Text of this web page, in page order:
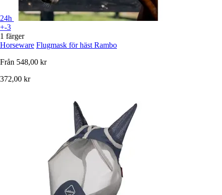
24h
+-3
1 färger
Horseware Flugmask för häst Rambo
Från 548,00 kr
372,00 kr